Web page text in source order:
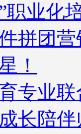
职业化
拼团
！
专业
长陪